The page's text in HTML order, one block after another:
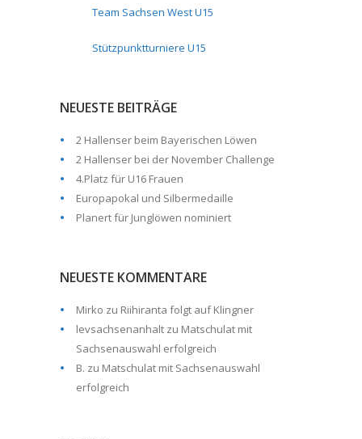
Team Sachsen West U15
Stützpunktturniere U15
NEUESTE BEITRÄGE
2 Hallenser beim Bayerischen Löwen
2 Hallenser bei der November Challenge
4.Platz für U16 Frauen
Europapokal und Silbermedaille
Planert für Junglöwen nominiert
NEUESTE KOMMENTARE
Mirko zu Riihiranta folgt auf Klingner
levsachsenanhalt zu Matschulat mit
Sachsenauswahl erfolgreich
B. zu Matschulat mit Sachsenauswahl
erfolgreich